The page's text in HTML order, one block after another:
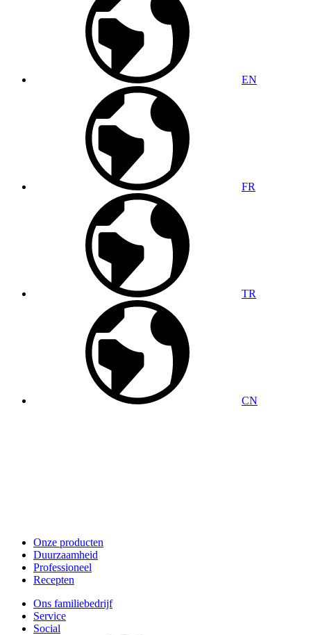
EN
FR
TR
CN
Onze producten
Duurzaamheid
Professioneel
Recepten
Ons familiebedrijf
Service
Social